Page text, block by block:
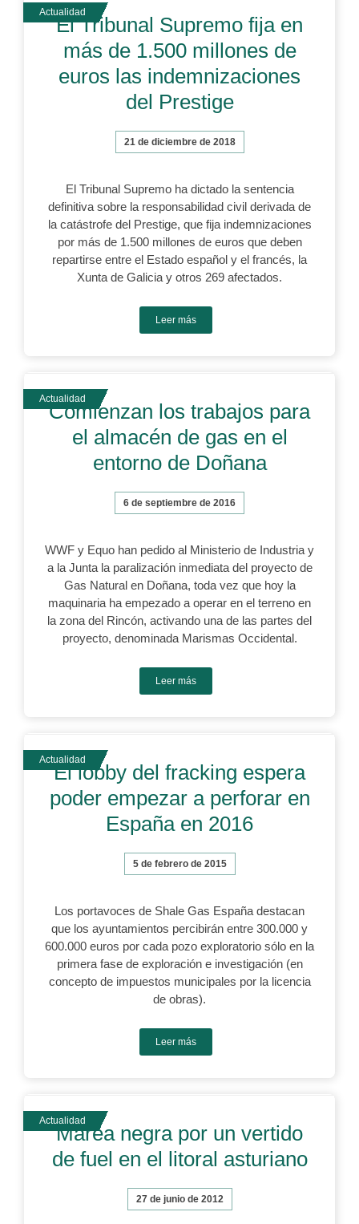
El Tribunal Supremo fija en
más de 1.500 millones de
euros las indemnizaciones
del Prestige
21 de diciembre de 2018
El Tribunal Supremo ha dictado la sentencia
definitiva sobre la responsabilidad civil derivada de
la catástrofe del Prestige, que fija indemnizaciones
por más de 1.500 millones de euros que deben
repartirse entre el Estado español y el francés, la
Xunta de Galicia y otros 269 afectados.
Leer más
Comienzan los trabajos para
el almacén de gas en el
entorno de Doñana
6 de septiembre de 2016
WWF y Equo han pedido al Ministerio de Industria y
a la Junta la paralización inmediata del proyecto de
Gas Natural en Doñana, toda vez que hoy la
maquinaria ha empezado a operar en el terreno en
la zona del Rincón, activando una de las partes del
proyecto, denominada Marismas Occidental.
Leer más
El lobby del fracking espera
poder empezar a perforar en
España en 2016
5 de febrero de 2015
Los portavoces de Shale Gas España destacan
que los ayuntamientos percibirán entre 300.000 y
600.000 euros por cada pozo exploratorio sólo en la
primera fase de exploración e investigación (en
concepto de impuestos municipales por la licencia
de obras).
Leer más
Marea negra por un vertido
de fuel en el litoral asturiano
27 de junio de 2012